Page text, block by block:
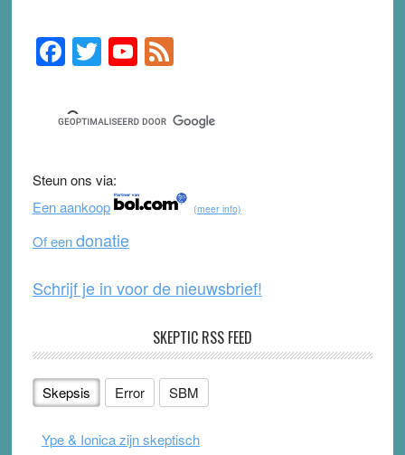
Primary
Sidebar
F
a
c
e
b
o
o
k
T
wi
tt
er
Y
o
u
T
b
e
F
e
d
Steun ons via:
Een aankoop
(meer info)
Of eendonatie
Schrijf je in voor de nieuwsbrief!
SKEPTIC RSS FEED
Skepsis Error SBM
Ype & Ionica zijn skeptisch